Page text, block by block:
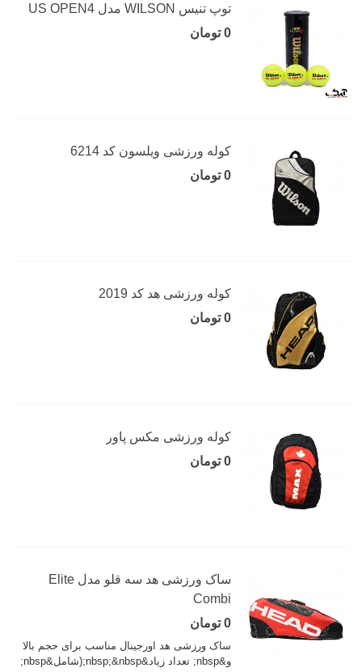
توپ تنیس WILSON مدل US OPEN4
0 تومان
کوله ورزشی ویلسون کد 6214
0 تومان
کوله ورزشی هد کد 2019
0 تومان
کوله ورزشی مکس پاور
0 تومان
ساک ورزشی هد سه قلو مدل Elite
Combi
0 تومان
ساک ورزشی هد اورجینال مناسب برای حجم بالا
و&nbsp; تعداد زیاد&nbsp;&nbsp;(شامل&nbsp;